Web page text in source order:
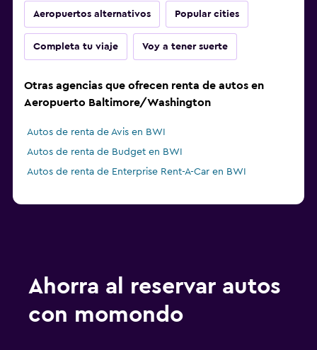
Aeropuertos alternativos Popular cities
Completa tu viaje Voy a tener suerte
Otras agencias que ofrecen renta de autos en
Aeropuerto Baltimore/Washington
Autos de renta de Avis en BWI
Autos de renta de Budget en BWI
Autos de renta de Enterprise Rent-A-Car en BWI
Ahorra al reservar autos
con momondo